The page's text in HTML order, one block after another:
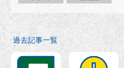
過去記事一覧